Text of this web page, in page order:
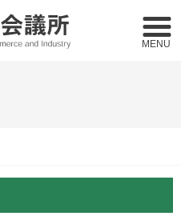
MENU